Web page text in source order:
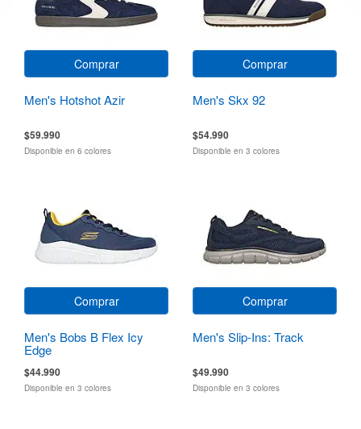
Comprar
Men's Hotshot Azir
$59.990
Disponible en 6 colores
Comprar
Men's Skx 92
$54.990
Disponible en 3 colores
Comprar
Men's Bobs B Flex Icy
Edge
$44.990
Disponible en 3 colores
Comprar
Men's Slip-Ins: Track
$49.990
Disponible en 3 colores